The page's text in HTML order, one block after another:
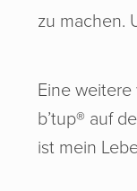
zu machen.
Eine
b’tup® auf
ist mein